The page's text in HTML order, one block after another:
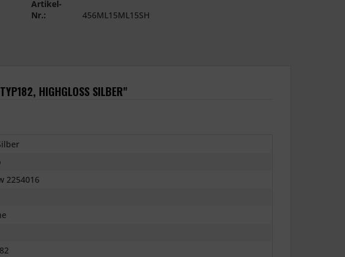
Artikel-
Nr.:
456ML15ML15SH
HIGHGLOSS SILBER"
2254016